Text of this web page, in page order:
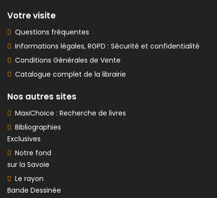
Votre visite
Questions fréquentes
Informations légales, RGPD : Sécurité et confidentialité
Conditions Générales de Vente
Catalogue complet de la librairie
Nos autres sites
MaxiChoice : Recherche de livres
Bibliographies
Exclusives
Notre fond
sur la Savoie
Le rayon
Bande Dessinée